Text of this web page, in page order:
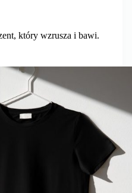
który wzrusza i bawi.